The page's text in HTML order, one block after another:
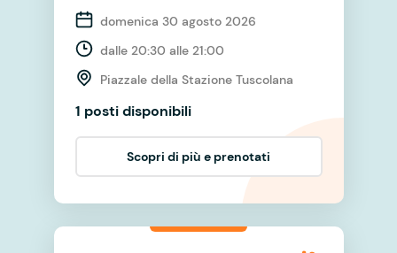
domenica 30 agosto 2026
dalle 20:30 alle 21:00
Piazzale della Stazione Tuscolana
1 posti disponibili
Scopri di più e prenotati